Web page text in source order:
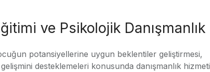
ve Psikolojik Danışmanlık
potansiyellerine uygun beklentiler geliştirmesi,
desteklemeleri konusunda danışmanlık hizmeti